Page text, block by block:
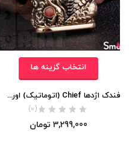
انتخاب گزینه ها
فندک اژدها Chief (اتوماتیک) اورجینال
(0)
3,299,000 تومان